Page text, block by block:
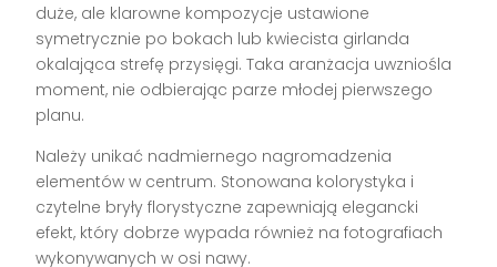
duże, ale klarowne kompozycje ustawione
symetrycznie po bokach lub kwiecista girlanda
okalająca strefę przysięgi. Taka aranżacja uwzniośla
moment, nie odbierając parze młodej pierwszego
planu.
Należy unikać nadmiernego nagromadzenia
elementów w centrum. Stonowana kolorystyka i
czytelne bryły florystyczne zapewniają elegancki
efekt, który dobrze wypada również na fotografiach
wykonywanych w osi nawy.